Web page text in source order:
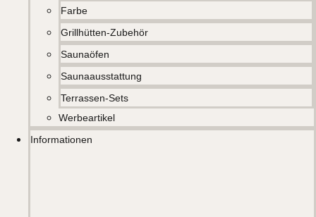
Farbe
Grillhütten-Zubehör
Saunaöfen
Saunaausstattung
Terrassen-Sets
Werbeartikel
Informationen